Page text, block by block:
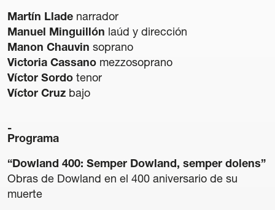
Aviso legal
Política de privacidad
Martín Llade narrador
Manuel Minguillón laúd y dirección
Manon Chauvin soprano
Victoria Cassano mezzosoprano
Víctor Sordo tenor
Víctor Cruz bajo
Programa
“Dowland 400: Semper Dowland, semper dolens”
Obras de Dowland en el 400 aniversario de su
muerte